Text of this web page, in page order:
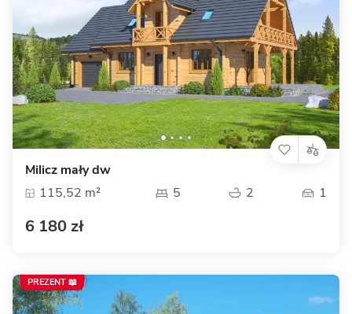
Milicz mały dw
115,52 m²
5 2 1
6 180 zł
PREZENT 📖